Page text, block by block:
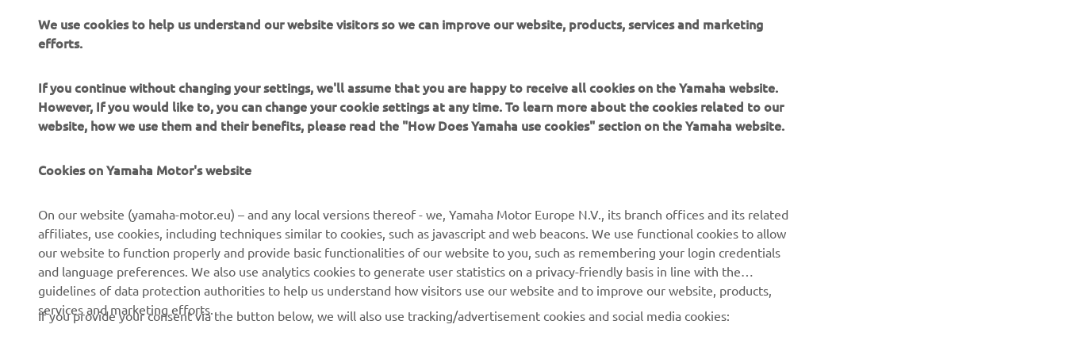
Promovarea diversității și incluziunii
CORPORATE
Despre noi
Știri
Evenimente
PENTRU BUSINESS
Sisteme eBike
Autorități
MAI MULTE YAMAHA
MyYamaha
Yamaha Music
Yamaha Racing
SUPORT
Catalogul pieselor
Rezervați o întreținere
BULETIN INFORMATIV
Fii primul care află despre cele mai recente oferte, evenimente
speciale, lansări noi și multe altele.
We use cookies to help us understand our website visitors so we can improve our website, products, services and marketing
efforts.
If you continue without changing your settings, we'll assume that you are happy to receive all cookies on the Yamaha website.
However, If you would like to, you can change your cookie settings at any time. To learn more about the cookies related to our
website, how we use them and their benefits, please read the "How Does Yamaha use cookies" section on the Yamaha website.
Cookies on Yamaha Motor's website
On our website (yamaha-motor.eu) – and any local versions thereof - we, Yamaha Motor Europe N.V., its branch offices and its related
affiliates, use cookies, including techniques similar to cookies, such as javascript and web beacons. We use functional cookies to allow
our website to function properly and provide basic functionalities of our website to you, such as remembering your login credentials
and language preferences. We also use analytics cookies to generate user statistics on a privacy-friendly basis in line with the
guidelines of data protection authorities to help us understand how visitors use our website and to improve our website, products,
services and marketing efforts.
If you provide your consent via the button below, we will also use tracking/advertisement cookies and social media cookies: